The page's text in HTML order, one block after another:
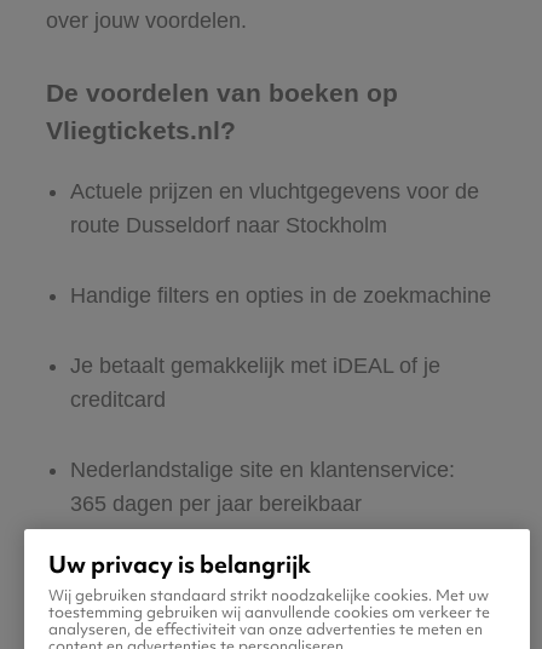
over jouw voordelen.
De voordelen van boeken op
Vliegtickets.nl?
Actuele prijzen en vluchtgegevens voor de
route Dusseldorf naar Stockholm
Handige filters en opties in de zoekmachine
Je betaalt gemakkelijk met iDEAL of je
creditcard
Nederlandstalige site en klantenservice:
365 dagen per jaar bereikbaar
Zeker van veilig boeken en betalen
Boek ook direct een hotel of huurauto voor
Uw privacy is belangrijk
Wij gebruiken standaard strikt noodzakelijke cookies. Met uw
toestemming gebruiken wij aanvullende cookies om verkeer te
analyseren, de effectiviteit van onze advertenties te meten en